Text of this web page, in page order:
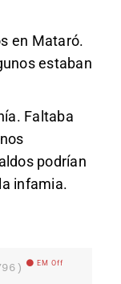
en Mataró.
estaban
Faltaba
podrían
infamia.
EM Off